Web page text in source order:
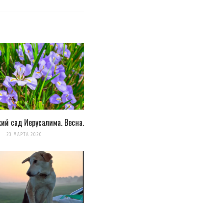
сад Иерусалима. Весна.
23 МАРТА 2020